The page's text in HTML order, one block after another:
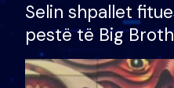
Selin shpallet
pestë të Big
çmimin e madh